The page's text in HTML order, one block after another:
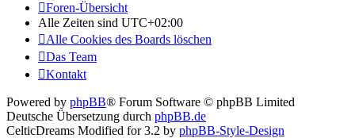
Foren-Übersicht
Alle Zeiten sind UTC+02:00
Alle Cookies des Boards löschen
Das Team
Kontakt
Powered by phpBB® Forum Software © phpBB Limited
Deutsche Übersetzung durch phpBB.de
CelticDreams Modified for 3.2 by phpBB-Style-Design